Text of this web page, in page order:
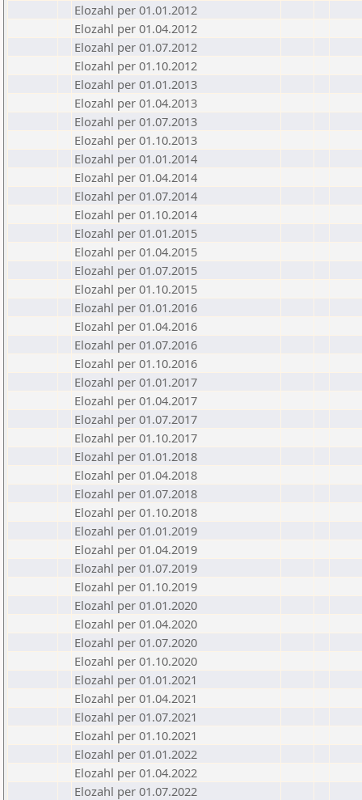
Elozahl per 01.01.2012
Elozahl per 01.04.2012
Elozahl per 01.07.2012
Elozahl per 01.10.2012
Elozahl per 01.01.2013
Elozahl per 01.04.2013
Elozahl per 01.07.2013
Elozahl per 01.10.2013
Elozahl per 01.01.2014
Elozahl per 01.04.2014
Elozahl per 01.07.2014
Elozahl per 01.10.2014
Elozahl per 01.01.2015
Elozahl per 01.04.2015
Elozahl per 01.07.2015
Elozahl per 01.10.2015
Elozahl per 01.01.2016
Elozahl per 01.04.2016
Elozahl per 01.07.2016
Elozahl per 01.10.2016
Elozahl per 01.01.2017
Elozahl per 01.04.2017
Elozahl per 01.07.2017
Elozahl per 01.10.2017
Elozahl per 01.01.2018
Elozahl per 01.04.2018
Elozahl per 01.07.2018
Elozahl per 01.10.2018
Elozahl per 01.01.2019
Elozahl per 01.04.2019
Elozahl per 01.07.2019
Elozahl per 01.10.2019
Elozahl per 01.01.2020
Elozahl per 01.04.2020
Elozahl per 01.07.2020
Elozahl per 01.10.2020
Elozahl per 01.01.2021
Elozahl per 01.04.2021
Elozahl per 01.07.2021
Elozahl per 01.10.2021
Elozahl per 01.01.2022
Elozahl per 01.04.2022
Elozahl per 01.07.2022